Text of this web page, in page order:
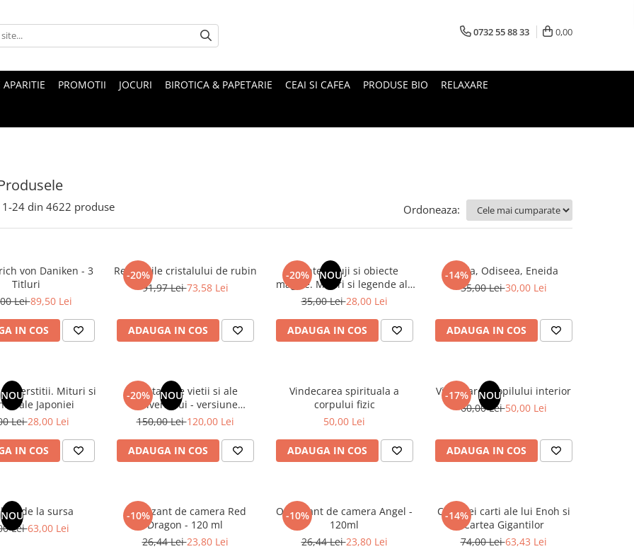
0732 55 88 33 0,00
PROMOTII JOCURI BIROTICA & PAPETARIE CEAI SI CAFEA PRODUSE BIO RELAXARE
1-24 din 4622 produse Ordoneaza:
von Daniken - 3
Titluri
Lei89,50 Lei
IN COS
-20%
Revelatiile cristalului de rubin
91,97 Lei73,58 Lei
ADAUGA IN COS
-20% NOU
Muntele Fuji si obiecte
magice. Mituri si legende ale
Japoniei
35,00 Lei28,00 Lei
ADAUGA IN COS
-14%
Iliada, Odiseea, Eneida
35,00 Lei30,00 Lei
ADAUGA IN COS
NOU
superstitii. Mituri si
ale Japoniei
Lei28,00 Lei
IN COS
-20% NOU
Din tainele vietii si ale
Universului - versiune
originala din 1939. Volumele I-
Demetrescu
150,00 Lei120,00 Lei
ADAUGA IN COS
Vindecarea spirituala a
corpului fizic
50,00 Lei
ADAUGA IN COS
-17% NOU
Vindecarea copilului interior
60,00 Lei50,00 Lei
ADAUGA IN COS
NOUde la sursa
Lei63,00 Lei
-10%
Odorizant de camera Red
Dragon - 120 ml
26,44 Lei23,80 Lei
-10%
Odorizant de camera Angel -
120ml
26,44 Lei23,80 Lei
-14%
Cele trei carti ale lui Enoh si
Cartea Gigantilor
74,00 Lei63,43 Lei